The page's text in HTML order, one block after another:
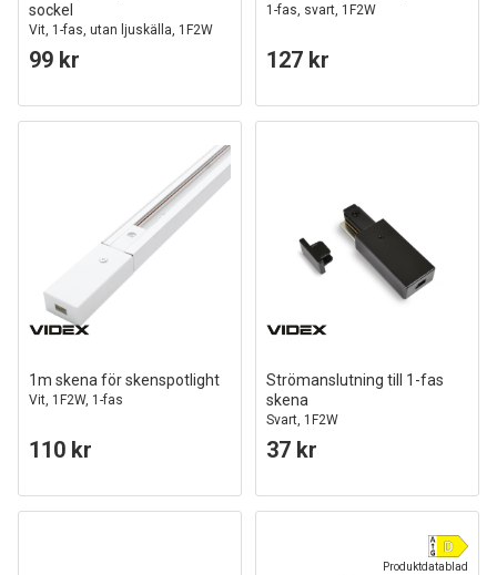
sockel
Vit, 1-fas, utan ljuskälla, 1F2W
99 kr
1-fas, svart, 1F2W
127 kr
1m skena för skenspotlight
Vit, 1F2W, 1-fas
110 kr
Strömanslutning till 1-fas
skena
Svart, 1F2W
37 kr
Produktdatablad